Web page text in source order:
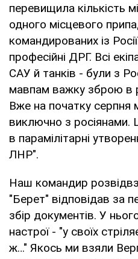
перевищила кількість
одного місцевого
командированих із
професійні ДРГ. Всі
САУ й танків - були з
мавпам важку зброю в
Вже на початку
виключно з росіянами.
в парамілітарні
ЛНР".
Наш командир
"Берет" відповідав за
збір документів. У
настрої - "у своїх
ж…" Якось ми взяли